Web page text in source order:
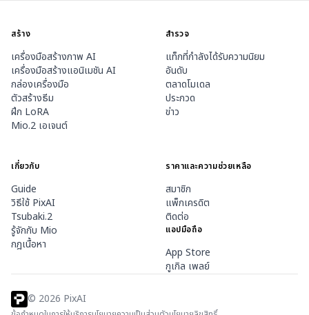
สร้าง
เครื่องมือสร้างภาพ AI
เครื่องมือสร้างแอนิเมชัน AI
กล่องเครื่องมือ
ตัวสร้างธีม
ฝึก LoRA
Mio.2 เอเจนต์
สำรวจ
แท็กที่กำลังได้รับความนิยม
อันดับ
ตลาดโมเดล
ประกวด
ข่าว
เกี่ยวกับ
Guide
วิธีใช้ PixAI
Tsubaki.2
รู้จักกับ Mio
กฎเนื้อหา
ราคาและความช่วยเหลือ
สมาชิก
แพ็กเครดิต
ติดต่อ
แอปมือถือ
App Store
กูเกิล เพลย์
© 2026 PixAI